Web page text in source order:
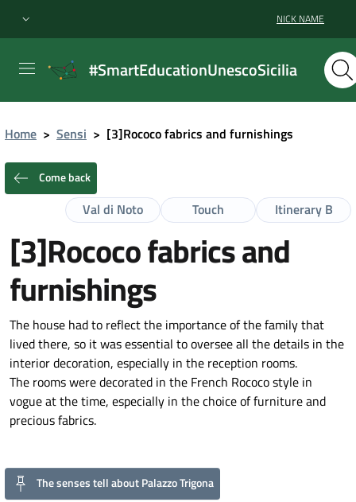
NICK NAME
#SmartEducationUnescoSicilia
Home > Sensi > [3]Rococo fabrics and furnishings
Come back
Itinerary B
Touch
Val di Noto
[3]Rococo fabrics and
furnishings
The house had to reflect the importance of the family that
lived there, so it was essential to oversee all the details in the
interior decoration, especially in the reception rooms.
The rooms were decorated in the French Rococo style in
vogue at the time, especially in the choice of furniture and
precious fabrics.
The senses tell about Palazzo Trigona